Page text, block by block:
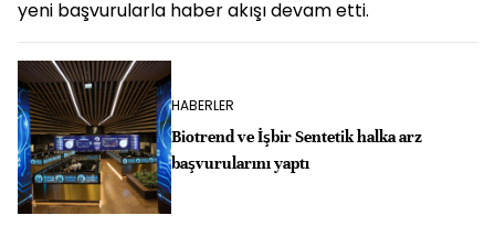
yeni başvurularla haber akışı devam etti.
HABERLER
Biotrend ve İşbir Sentetik halka arz
başvurularını yaptı